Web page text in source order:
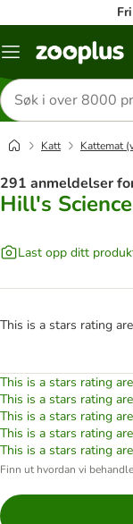
Katalogmeny
Søk
etter
produkter
Katt Kattemat
291 anmeldelser
Hill's
Last opp ditt
This is a stars rating
This is a stars rating
This is a stars rating
This is a stars rating
This is a stars rating
This is a stars rating
Finn ut hvordan vi